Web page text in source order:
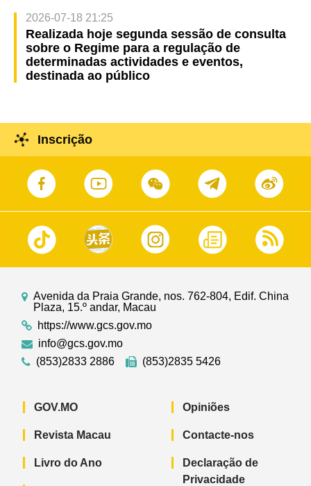
2026-07-18 21:25
Realizada hoje segunda sessão de consulta
sobre o Regime para a regulação de
determinadas actividades e eventos,
destinada ao público
Inscrição
Avenida da Praia Grande, nos. 762-804, Edif. China
Plaza, 15.º andar, Macau
https://www.gcs.gov.mo
info@gcs.gov.mo
(853)2833 2886
(853)2835 5426
GOV.MO
Revista Macau
Livro do Ano
Opiniões
Contacte-nos
Declaração de
Privacidade